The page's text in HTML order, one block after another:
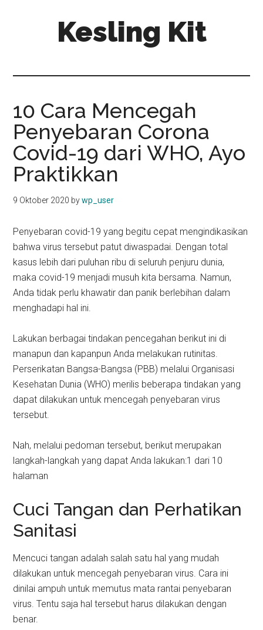
Kesling Kit
10 Cara Mencegah
Penyebaran Corona
Covid-19 dari WHO, Ayo
Praktikkan
9 Oktober 2020 bywp_user
Penyebaran covid-19 yang begitu cepat mengindikasikan
bahwa virus tersebut patut diwaspadai. Dengan total
kasus lebih dari puluhan ribu di seluruh penjuru dunia,
maka covid-19 menjadi musuh kita bersama. Namun,
Anda tidak perlu khawatir dan panik berlebihan dalam
menghadapi hal ini.
Lakukan berbagai tindakan pencegahan berikut ini di
manapun dan kapanpun Anda melakukan rutinitas.
Perserikatan Bangsa-Bangsa (PBB) melalui Organisasi
Kesehatan Dunia (WHO) merilis beberapa tindakan yang
dapat dilakukan untuk mencegah penyebaran virus
tersebut.
Nah, melalui pedoman tersebut, berikut merupakan
langkah-langkah yang dapat Anda lakukan:1 dari 10
halaman
Cuci Tangan dan Perhatikan
Sanitasi
Mencuci tangan adalah salah satu hal yang mudah
dilakukan untuk mencegah penyebaran virus. Cara ini
dinilai ampuh untuk memutus mata rantai penyebaran
virus. Tentu saja hal tersebut harus dilakukan dengan
benar.